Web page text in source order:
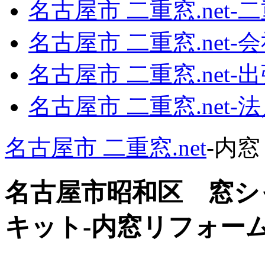
名古屋市 二重窓.net‐
名古屋市 二重窓.net‐
名古屋市 二重窓.net‐
名古屋市 二重窓.net‐
名古屋市 二重窓.net‐内
名古屋市昭和区 窓
キット-内窓リフォー